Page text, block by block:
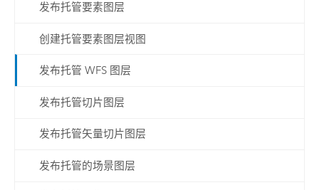
发布托管要素图层
创建托管要素图层视图
发布托管 WFS 图层
发布托管切片图层
发布托管矢量切片图层
发布托管的场景图层